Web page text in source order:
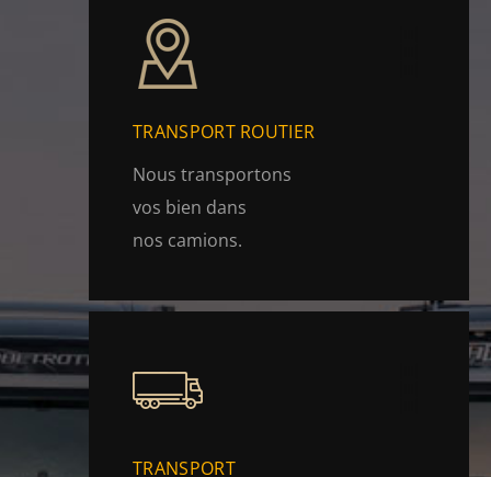
TRANSPORT ROUTIER
Nous transportons
vos bien dans
nos camions.
TRANSPORT